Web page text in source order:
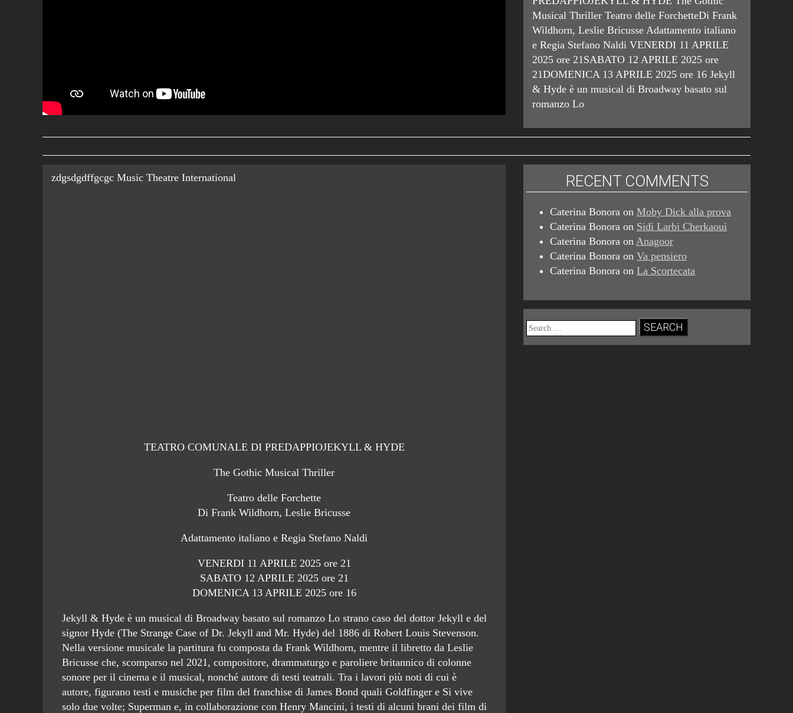
Musical Thriller Teatro delle ForchetteDi Frank
Wildhorn, Leslie Bricusse Adattamento italiano
e Regia Stefano Naldi VENERDI 11 APRILE
2025 ore 21SABATO 12 APRILE 2025 ore
21DOMENICA 13 APRILE 2025 ore 16 Jekyll
& Hyde è un musical di Broadway basato sul
romanzo Lo
zdgsdgdffgcgc Music Theatre International
TEATRO COMUNALE DI PREDAPPIOJEKYLL & HYDE
The Gothic Musical Thriller
Teatro delle Forchette
Di Frank Wildhorn, Leslie Bricusse
Adattamento italiano e Regia Stefano Naldi
VENERDI 11 APRILE 2025 ore 21
SABATO 12 APRILE 2025 ore 21
DOMENICA 13 APRILE 2025 ore 16
Jekyll & Hyde è un musical di Broadway basato sul romanzo Lo strano caso del dottor Jekyll e del
signor Hyde (The Strange Case of Dr. Jekyll and Mr. Hyde) del 1886 di Robert Louis Stevenson.
Nella versione musicale la partitura fu composta da Frank Wildhorn, mentre il libretto da Leslie
Bricusse che, scomparso nel 2021, compositore, drammaturgo e paroliere britannico di colonne
sonore per il cinema e il musical, nonché autore di testi teatrali. Tra i lavori più noti di cui è
autore, figurano testi e musiche per film del franchise di James Bond quali Goldfinger e Si vive
solo due volte; Superman e, in collaborazione con Henry Mancini, i testi di alcuni brani dei film di
RECENT COMMENTS
Caterina Bonora onMoby Dick alla prova
Caterina Bonora on Sidi Larbi Cherkaoui
Caterina Bonora onAnagoor
Caterina Bonora onVa pensiero
Caterina Bonora onLa Scortecata
Search
for: